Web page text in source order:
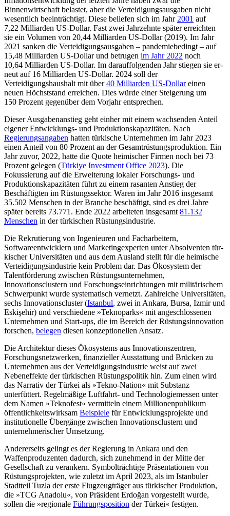
Binnenwirtschaft belastet, aber die Vertei­digungsausgaben nicht
wesentlich beein­trächtigt. Diese beliefen sich im Jahr 2001 auf
7,22 Milliarden US-Dollar. Fast zwei Jahrzehnte später erreichten
sie ein Volu­men von 20,44 Milliarden US-Dollar (2019). Im Jahr
2021 sanken die Verteidigungs­ausgaben – pandemiebedingt – auf
15,48 Milliarden US-Dollar und betrugen im Jahr 2022 noch
10,64 Milliarden US-Dol­lar. Im darauffolgenden Jahr stiegen sie er­
neut auf 16 Milliarden US-Dollar. 2024 soll der
Verteidigungshaushalt mit über40 Mil­liarden US-Dollareinen
neuen Höchststand erreichen. Dies würde einer Steigerung um
150 Prozent gegenüber dem Vorjahr ent­sprechen.
Dieser Ausgabenanstieg geht einher mit einem wachsenden Anteil
eigener Ent­wick­lungs- und Produktionskapazitäten. Nach
Regierungsangaben hatten türkische Unter­nehmen im Jahr 2023
einen An­teil von 80 Prozent an der Gesamtrüstungsproduk­tion. Ein
Jahr zuvor, 2022, hatte die Quote heimischer Firmen noch bei 73
Prozent gelegen (Türkiye Investment Office 2023). Die
Fokussierung auf die Erweiterung loka­ler Forschungs- und
Produktionskapazitäten führt zu einem rasanten Anstieg der
Beschäftigten im Rüs­tungssektor. Waren im Jahr 2016 insgesamt
35.502 Menschen in der Branche beschäftigt, sind es drei Jahre
später bereits 73.771. Ende 2022 arbeiteten insgesamt 81.132
Menschen in der türki­schen Rüstungsindustrie.
Die Rekrutierung von Ingenieuren und Facharbeitern,
Softwareentwicklern und Marketingexperten unter Absolventen tür­
ki­scher Uni­versitäten und aus dem Ausland stellt für die heimische
Verteidigungsindus­trie kein Problem dar. Das Öko­system der
Talentförderung zwischen Rüstungsunternehmen,
Innovationsclustern und Forschungs­einrichtungen mit militärischem
Schwerpunkt wurde systematisch vernetzt. Zahlreiche Uni­versitäten,
sechs Innovations­cluster (Istanbul, zwei in Ankara, Bursa, Izmir und
Eskişehir) und verschiedene »Tekno­parks« mit angeschlossenen
Unter­nehmen und Start-ups, die im Bereich der Rüstungsinnovation
forschen, belegen diesen konzeptionellen Ansatz.
Die Architektur dieses Ökosystems aus Innovationszentren,
Forschungsnetzwerken, finanzieller Ausstattung und Brücken zu
Unternehmen aus der Verteidigungs­industrie weist auf zwei
Nebeneffekte der türkischen Rüstungspolitik hin. Zum einen wird
das Narrativ der Türkei als »Tekno-Nation« mit Substanz
unterfüttert. Regel­mäßige Luftfahrt- und Technologiemessen unter
dem Namen »Teknofest« vermitteln einem Millionenpublikum
öffentlichkeitswirksam Beispiele für Entwicklungsprojekte und
institutionelle Übergänge zwischen Innovationsclustern und
unternehmerischer Umsetzung.
Andererseits gelingt es der Regierung in Ankara und den
Waffenproduzenten da­durch, sich zunehmend in der Mitte der
Gesellschaft zu verankern. Symbolträchtige Präsentationen von
Rüstungsprojekten, wie zuletzt im April 2023, als im Istanbuler
Stadtteil Tuzla der erste Flugzeugträger aus türkischer Produktion,
die »TCG Anadolu«, von Präsident Erdoğan vorgestellt wurde,
sollen die »regionale Führungsposition der Türkei« festigen.